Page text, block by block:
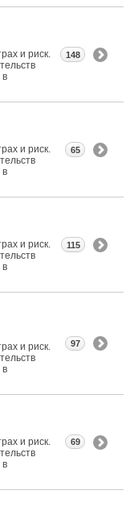
и риск.
в
148
и риск.
в
65
и риск.
в
115
и риск.
в
97
и риск.
в
69